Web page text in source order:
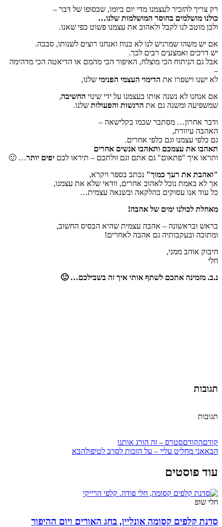
רק צריך להזכיר לעצמנו מדי יום ביומו, שבסופו של דבר –
כולנו מושלמים בחוסר המושלמות שלנו…
ולכן מוטב לנו לקבל ולאהוב את עצמנו פשוט כפי שאנו.
אם יש משהו שמרגיש לנו לא בנוח ואנחנו רוצים לשנותו, סבבה.
יש דרכים ואמצעים רבים לכך.
אבל גם הניתוח הכי מוצלח, האיפור הכי מהמם או הדיאטה הכי מדהימה
–
לא ישנו וישפרו את הדימוי העצמי הפנימי שלנו,
אם אנחנו לא נשנה אותו בעצמנו על ידי שינוי החשיבה,
שמשפיעה ומשנה גם את הרגשות והפעולות שלנו.
ודבר אחרון… מסתבר שכמו בקלישאה –
האהבה עיוורת,
גם כלפי עצמנו וגם כלפי אחרים.
תאהבו את עצמכם ותאהבו אנשים אחרים
ותראו איך "פתאום" גם אתם וגם זולתכם – תיראו לכם יפים יותר… 🙂
"ואהבת את רעך כמוך" נכתב בספר ויקרא,
אך לא באמת נוכל לאהוב אחרים, וודאי שלא את עצמנו,
כל עוד אנו עסוקים בהלקאה ובשנאה עצמית…
מאחלת לכולנו ימים של אהבה!
בראש ובראשונה – אהבה עצמית שהיא הבסיס החשוב,
ומתוכה ובעקבותיה גם אהבה לאחרים!
חיבוק אוהב ממני,
חלי
נ.ב. מזמינה אתכם לשתף אותי איך זה בשבילכם… 🙂
תגובות
תגובות
קודםהקודםסטרס – זה הורג אותנו
הבאאני מחליט עליי – על הזכות לסרב לטיפולהבא
עוד פוסטים
חלי שופ
סדנת קלפים קסומה אונליין, בחג האורים ויום ההיפוך